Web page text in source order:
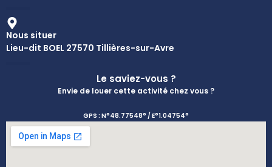
Nous situer
Lieu-dit BOEL 27570 Tillières-sur-Avre
Le saviez-vous ?
Envie de louer cette activité chez vous ?
GPS : N°48.77548° / E°1.04754°